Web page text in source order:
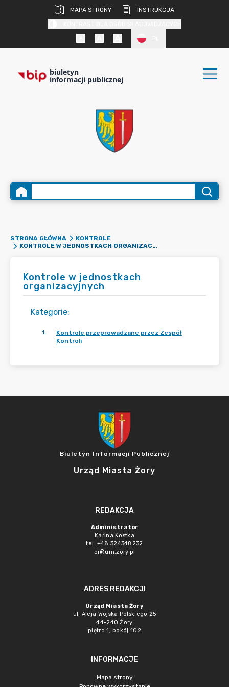
MAPA STRONY
INSTRUKCJA
biuletyn
informacji publicznej
STRONA GŁÓWNA
KONTROLE
KONTROLE W JEDNOSTKACH ORGANIZACYJNYCH
Kontrole w jednostkach
organizacyjnych
Kategorie:
1.
Kontrole przeprowadzane przez Zespół
Kontroli
Biuletyn Informacji Publicznej
Urząd Miasta Żory
REDAKCJA
Administrator
Karina Kostka
tel. +48 324348232
or@um.zory.pl
ADRES REDAKCJI
Urząd Miasta Żory
ul. Aleja Wojska Polskiego 25
44-240 Żory
piętro 1, pokój 102
INFORMACJE
Mapa strony